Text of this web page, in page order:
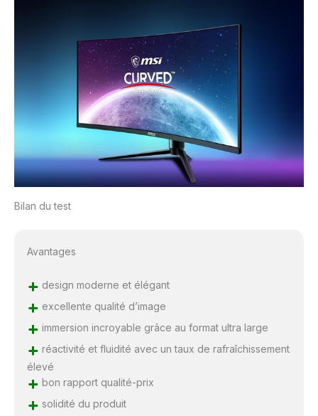
Bilan du test
Avantages
+ design moderne et élégant
+ excellente qualité d’image
+ immersion incroyable grâce au format ultra large
+ réactivité et fluidité avec un taux de rafraîchissement
élevé
+ bon rapport qualité-prix
+ solidité du produit